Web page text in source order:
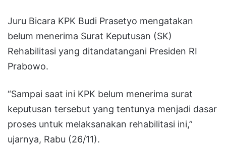
Juru Bicara KPK Budi Prasetyo mengatakan
belum menerima Surat Keputusan (SK)
Rehabilitasi yang ditandatangani Presiden RI
Prabowo.
“Sampai saat ini KPK belum menerima surat
keputusan tersebut yang tentunya menjadi dasar
proses untuk melaksanakan rehabilitasi ini,”
ujarnya, Rabu (26/11).